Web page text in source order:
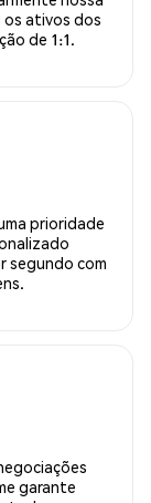
ativos dos
de 1:1.
prioridade
segundo com
garante